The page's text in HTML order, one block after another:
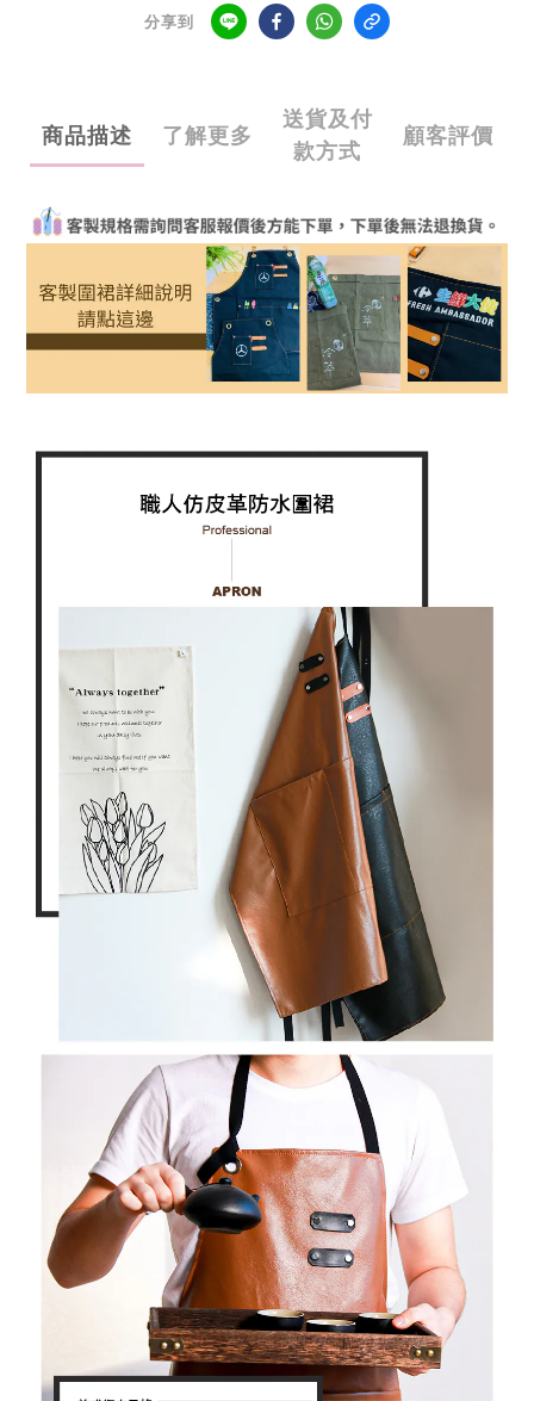
分享到
商品描述 了解更多
送貨及付
款方式
顧客評價